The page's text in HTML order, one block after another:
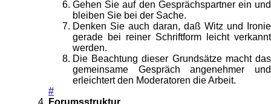
Gehen Sie auf den Gesprächspartner ein und
bleiben Sie bei der Sache.
Denken Sie auch daran, daß Witz und Ironie
gerade bei reiner Schriftform leicht verkannt
werden.
Die Beachtung dieser Grundsätze macht das
gemeinsame Gespräch angenehmer und
erleichtert den Moderatoren die Arbeit.
#